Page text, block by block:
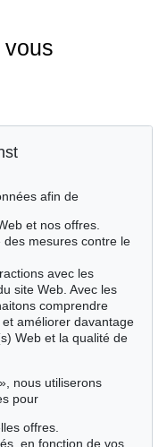
vous
vendus
afin de
et nos offres.
mesures contre le
avec les
site Web. Avec les
comprendre
améliorer davantage
Web et la qualité de
nous utiliserons
pour
offres.
en fonction de vos